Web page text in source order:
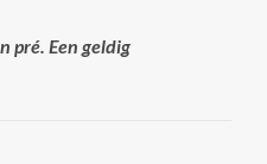
pré. Een geldig